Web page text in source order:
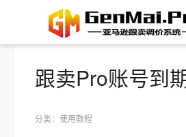
跟卖Pro账号到
分类：使用教程